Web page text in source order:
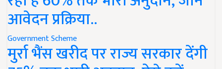
आवेदन प्रक्रिया..
Government Scheme
मुर्रा भैंस खरीद पर राज्य सरकार देंगी